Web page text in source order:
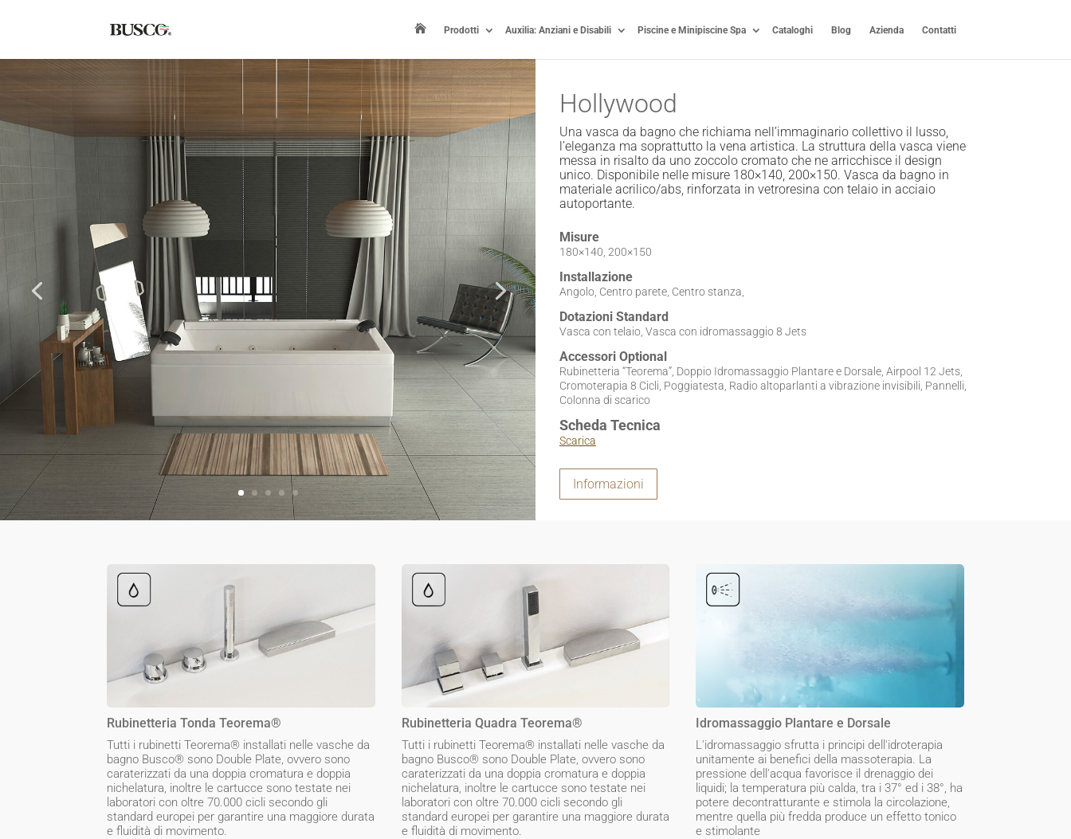
 Prodotti Auxilia: Anziani e Disabili Piscine e Minipiscine Spa Cataloghi Blog Azienda Contatti
Hollywood
Una vasca da bagno che richiama nell’immaginario collettivo il lusso,
l’eleganza ma soprattutto la vena artistica. La struttura della vasca viene
messa in risalto da uno zoccolo cromato che ne arricchisce il design
unico. Disponibile nelle misure 180×140, 200×150. Vasca da bagno in
materiale acrilico/abs, rinforzata in vetroresina con telaio in acciaio
autoportante.
Misure
180×140, 200×150
Installazione
Angolo, Centro parete, Centro stanza,
Dotazioni Standard
Vasca con telaio, Vasca con idromassaggio 8 Jets
Accessori Optional
Rubinetteria “Teorema”, Doppio Idromassaggio Plantare e Dorsale, Airpool 12 Jets,
Cromoterapia 8 Cicli, Poggiatesta, Radio altoparlanti a vibrazione invisibili, Pannelli,
Colonna di scarico
Scheda Tecnica
Scarica
Informazioni
Rubinetteria Tonda Teorema®
Tutti i rubinetti Teorema® installati nelle vasche da
bagno Busco® sono Double Plate, ovvero sono
caraterizzati da una doppia cromatura e doppia
nichelatura, inoltre le cartucce sono testate nei
laboratori con oltre 70.000 cicli secondo gli
standard europei per garantire una maggiore durata
e fluidità di movimento.
Rubinetteria Quadra Teorema®
Tutti i rubinetti Teorema® installati nelle vasche da
bagno Busco® sono Double Plate, ovvero sono
caraterizzati da una doppia cromatura e doppia
nichelatura, inoltre le cartucce sono testate nei
laboratori con oltre 70.000 cicli secondo gli
standard europei per garantire una maggiore durata
e fluidità di movimento.
Idromassaggio Plantare e Dorsale
L'idromassaggio sfrutta i principi dell'idroterapia
unitamente ai benefici della massoterapia. La
pressione dell'acqua favorisce il drenaggio dei
liquidi; la temperatura più calda, tra i 37° ed i 38°, ha
potere decontratturante e stimola la circolazione,
mentre quella più fredda produce un effetto tonico
e stimolante